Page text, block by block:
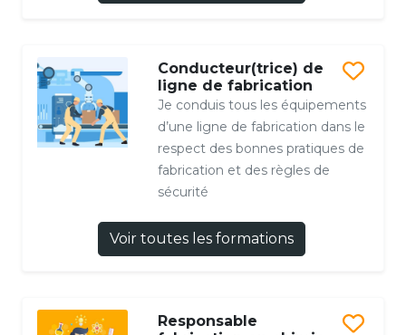
Conducteur(trice) de
ligne de fabrication
Je conduis tous les équipements
d’une ligne de fabrication dans le
respect des bonnes pratiques de
fabrication et des règles de
sécurité
Voir toutes les formations
Responsable